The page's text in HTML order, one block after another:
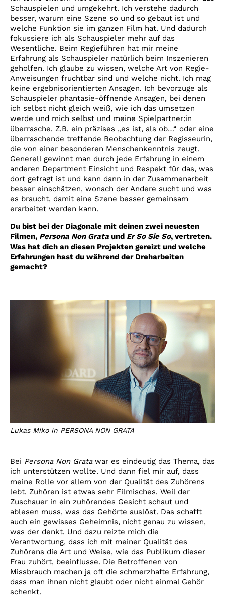
Schauspielen und umgekehrt. Ich verstehe dadurch
besser, warum eine Szene so und so gebaut ist und
welche Funktion sie im ganzen Film hat. Und dadurch
fokussiere ich als Schauspieler mehr auf das
Wesentliche. Beim Regieführen hat mir meine
Erfahrung als Schauspieler natürlich beim Inszenieren
geholfen. Ich glaube zu wissen, welche Art von Regie-
Anweisungen fruchtbar sind und welche nicht. Ich mag
keine ergebnisorientierten Ansagen. Ich bevorzuge als
Schauspieler phantasie-öffnende Ansagen, bei denen
ich selbst nicht gleich weiß, wie ich das umsetzen
werde und mich selbst und meine Spielpartner:in
überrasche. Z.B. ein präzises „es ist, als ob…“ oder eine
überraschende treffende Beobachtung der Regisseurin,
die von einer besonderen Menschenkenntnis zeugt.
Generell gewinnt man durch jede Erfahrung in einem
anderen Department Einsicht und Respekt für das, was
dort gefragt ist und kann dann in der Zusammenarbeit
besser einschätzen, wonach der Andere sucht und was
es braucht, damit eine Szene besser gemeinsam
erarbeitet werden kann.
Du bist bei der Diagonale mit deinen zwei neuesten
Filmen, Persona Non Grata und Er So Sie So, vertreten.
Was hat dich an diesen Projekten gereizt und welche
Erfahrungen hast du während der Dreharbeiten
gemacht?
Lukas Miko in PERSONA NON GRATA
Bei Persona Non Gratawar es eindeutig das Thema, das
ich unterstützen wollte. Und dann fiel mir auf, dass
meine Rolle vor allem von der Qualität des Zuhörens
lebt. Zuhören ist etwas sehr Filmisches. Weil der
Zuschauer in ein zuhörendes Gesicht schaut und
ablesen muss, was das Gehörte auslöst. Das schafft
auch ein gewisses Geheimnis, nicht genau zu wissen,
was der denkt. Und dazu reizte mich die
Verantwortung, dass ich mit meiner Qualität des
Zuhörens die Art und Weise, wie das Publikum dieser
Frau zuhört, beeinflusse. Die Betroffenen von
Missbrauch machen ja oft die schmerzhafte Erfahrung,
dass man ihnen nicht glaubt oder nicht einmal Gehör
schenkt.